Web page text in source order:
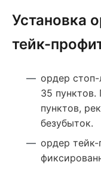
Установка
тейк-
ордер стоп-
35
пунктов,
безубыток.
ордер